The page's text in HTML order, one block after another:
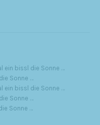
ein bissl die Sonne …
Sonne …
ein bissl die Sonne …
Sonne …
Sonne …